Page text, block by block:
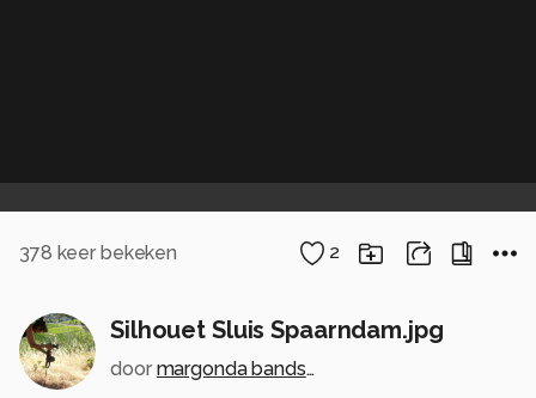
378 keer bekeken 2
Silhouet Sluis Spaarndam.jpg
door margonda bandsma